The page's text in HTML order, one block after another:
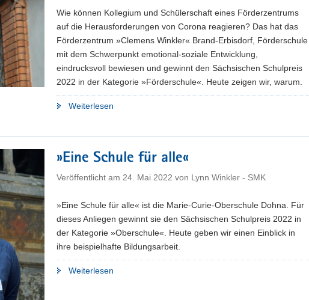
Wie können Kollegium und Schülerschaft eines Förderzentrums
auf die Herausforderungen von Corona reagieren? Das hat das
Förderzentrum »Clemens Winkler« Brand-Erbisdorf, Förderschule
mit dem Schwerpunkt emotional-soziale Entwicklung,
eindrucksvoll bewiesen und gewinnt den Sächsischen Schulpreis
2022 in der Kategorie »Förderschule«. Heute zeigen wir, warum.
Weiterlesen
»Eine Schule für alle«
Veröffentlicht am 24. Mai 2022 von Lynn Winkler - SMK
»Eine Schule für alle« ist die Marie-Curie-Oberschule Dohna. Für
dieses Anliegen gewinnt sie den Sächsischen Schulpreis 2022 in
der Kategorie »Oberschule«. Heute geben wir einen Einblick in
ihre beispielhafte Bildungsarbeit.
Weiterlesen